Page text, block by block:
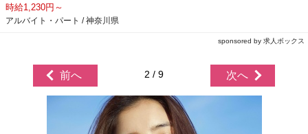
時給1,230円～
アルバイト・パート / 神奈川県
sponsored by 求人ボックス
前へ 2 / 9 次へ